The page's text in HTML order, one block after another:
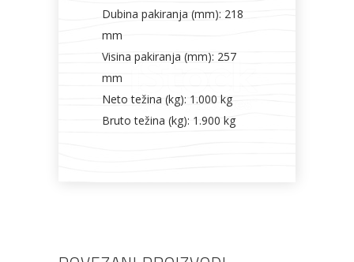
Dubina pakiranja (mm): 218
mm
Visina pakiranja (mm): 257
mm
Neto težina (kg): 1.000 kg
Bruto težina (kg): 1.900 kg